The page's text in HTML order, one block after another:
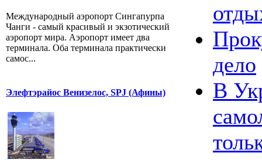
Международный аэропорт Сингапурпа
Чанги - самый красивый и экзотический
аэропорт мира. Аэропорт имеет два
терминала. Оба терминала практически
самос...
Элефтэрайос Венизелос, SPJ (Афины)
дело
В